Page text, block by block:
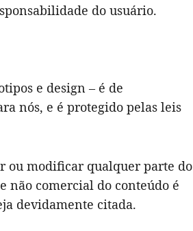
do usuário.
e design – é de
nós, e é protegido pelas leis
ou modificar qualquer parte do
não comercial do conteúdo é
devidamente citada.